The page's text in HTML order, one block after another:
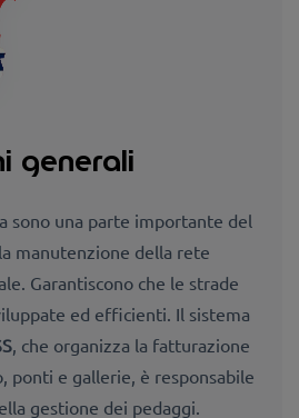
generali
sono una parte importante del
manutenzione della rete
Garantiscono che le strade
ed efficienti. Il sistema
, che organizza la fatturazione
ponti e gallerie, è responsabile
gestione dei pedaggi.